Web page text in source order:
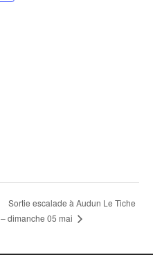
Sortie escalade à Audun Le Tiche
– dimanche 05 mai